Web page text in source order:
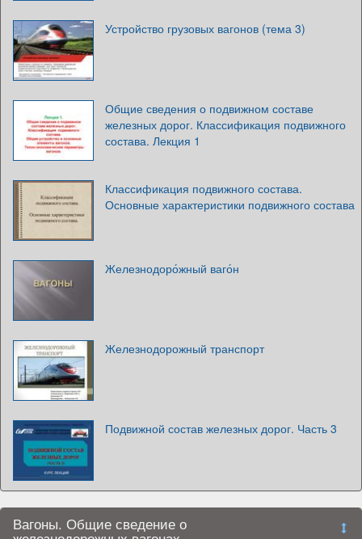
Устройство грузовых вагонов (тема 3)
Общие сведения о подвижном составе
железных дорог. Классификация подвижного
состава. Лекция 1
Классификация подвижного состава.
Основные характеристики подвижного состава
Железнодоро́жный ваго́н
Железнодорожный транспорт
Подвижной состав железных дорог. Часть 3
Вагоны. Общие сведение о